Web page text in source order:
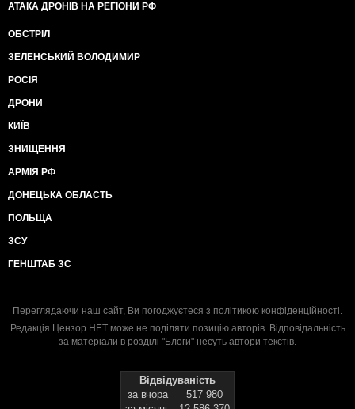
АТАКА ДРОНІВ НА РЕГІОНИ РФ
ОБСТРІЛ
ЗЕЛЕНСЬКИЙ ВОЛОДИМИР
РОСІЯ
ДРОНИ
КИЇВ
ЗНИЩЕННЯ
АРМІЯ РФ
ДОНЕЦЬКА ОБЛАСТЬ
ПОЛЬЩА
ЗСУ
ГЕНШТАБ ЗС
Переглядаючи наш сайт, Ви погоджуєтеся з політикою конфіденційності.
Редакція Цензор.НЕТ може не поділяти позицію авторів. Відповідальність
за матеріали в розділі "Блоги" несуть автори текстів.
Відвідуваність
за вчора
517 980